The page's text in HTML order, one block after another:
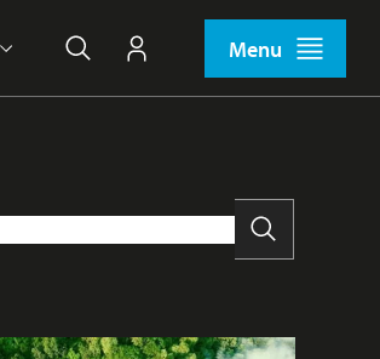
Hledat Můj účet Menu
Vyhledat